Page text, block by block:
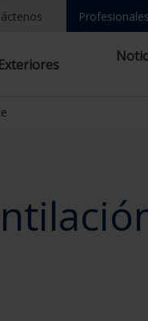
Profesionales
Exteriores